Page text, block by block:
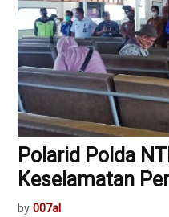
Polarid Polda
Keselamatan
by 007al